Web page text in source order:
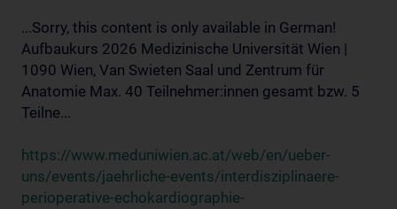
...Sorry, this content is only available in German!
Aufbaukurs 2026 Medizinische Universität Wien |
1090 Wien, Van Swieten Saal und Zentrum für
Anatomie Max. 40 Teilnehmer:innen gesamt bzw. 5
Teilne...
https://www.meduniwien.ac.at/web/en/ueber-
uns/events/jaehrliche-events/interdisziplinaere-
perioperative-echokardiographie-